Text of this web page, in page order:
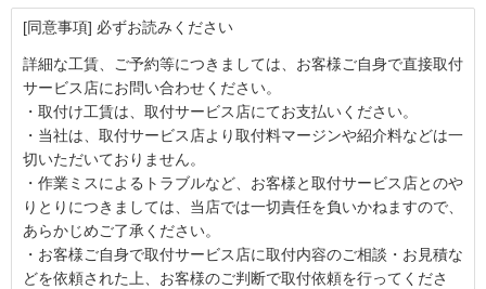
[同意事項] 必ずお読みください
詳細な工賃、ご予約等につきましては、お客様ご自身で直接取付
サービス店にお問い合わせください。
・取付け工賃は、取付サービス店にてお支払いください。
・当社は、取付サービス店より取付料マージンや紹介料などは一
切いただいておりません。
・作業ミスによるトラブルなど、お客様と取付サービス店とのや
りとりにつきましては、当店では一切責任を負いかねますので、
あらかじめご了承ください。
・お客様ご自身で取付サービス店に取付内容のご相談・お見積な
どを依頼された上、お客様のご判断で取付依頼を行ってくださ